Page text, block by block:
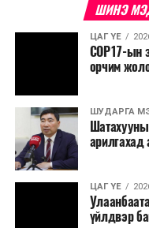
Олон
тэмдэглэлт
Урьдчилан
тушаалтны
томилолт,
Зайлшгүй
тавилга,
Батлан
ШИНЭ
ЦАГ ҮЕ
COP17-ын
орчим
ШУДАРГА
арилгахад
ЦАГ ҮЕ
үйлдвэр